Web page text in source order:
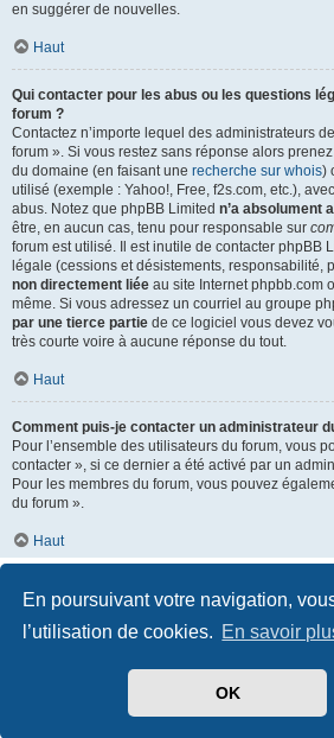
En poursuivant votre navigation,
l’utilisation de cookies. En savoir
OK
en suggérer de nouvelles.
Haut
Qui contacter pour les abus ou les questions
forum ?
Contactez n’importe lequel des administrateurs
forum ». Si vous restez sans réponse alors
du domaine (en faisant une recherche sur whois)
utilisé (exemple : Yahoo!, Free, f2s.com, etc.),
abus. Notez que phpBB Limited n’a absolument
être, en aucun cas, tenu pour responsable sur
forum est utilisé. Il est inutile de contacter phpBB
légale (cessions et désistements, responsabilité,
non directement liée au site Internet phpbb.com
même. Si vous adressez un courriel au groupe
par une tierce partie de ce logiciel vous devez
très courte voire à aucune réponse du tout.
Haut
Comment puis-je contacter un administrateur
Pour l’ensemble des utilisateurs du forum, vous
contacter », si ce dernier a été activé par un
Pour les membres du forum, vous pouvez
du forum ».
Haut
Index du forum
Développé parphpBB® Forum Software
Traduit par
Side-car club